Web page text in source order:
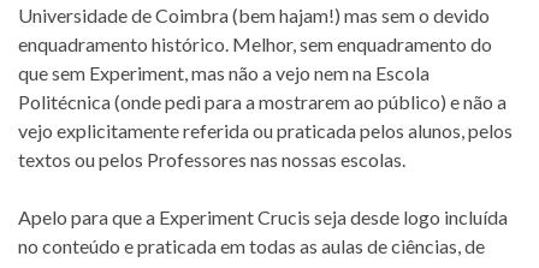
Universidade de Coimbra (bem hajam!) mas sem o devido
enquadramento histórico. Melhor, sem enquadramento do
que sem Experiment, mas não a vejo nem na Escola
Politécnica (onde pedi para a mostrarem ao público) e não a
vejo explicitamente referida ou praticada pelos alunos, pelos
textos ou pelos Professores nas nossas escolas.
Apelo para que a Experiment Crucis seja desde logo incluída
no conteúdo e praticada em todas as aulas de ciências, de